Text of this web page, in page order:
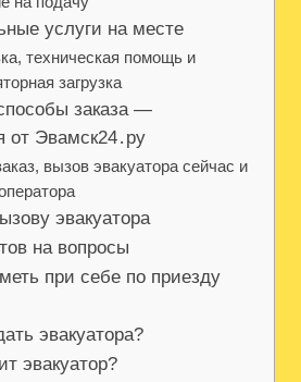
услуги на месте
техническая помощь и
загрузка
заказа —
Эвамск24․ру
вызов эвакуатора сейчас и
эвакуатора
на вопросы
при себе по приезду
эвакуатора?
эвакуатор?